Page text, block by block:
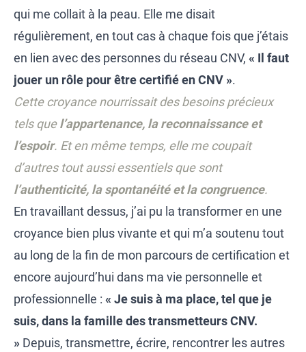
qui me collait à la peau. Elle me disait
régulièrement, en tout cas à chaque fois que j’étais
en lien avec des personnes du réseau CNV, « Il faut
jouer un rôle pour être certifié en CNV ».
Cette croyance nourrissait des besoins précieux
tels quel’appartenance, la reconnaissance et
l’espoir. Et en même temps, elle me coupait
d’autres tout aussi essentiels que sont
l’authenticité, la spontanéité et la congruence.
En travaillant dessus, j’ai pu la transformer en une
croyance bien plus vivante et qui m’a soutenu tout
au long de la fin de mon parcours de certification et
encore aujourd’hui dans ma vie personnelle et
professionnelle : « Je suis à ma place, tel que je
suis, dans la famille des transmetteurs CNV.
» Depuis, transmettre, écrire, rencontrer les autres